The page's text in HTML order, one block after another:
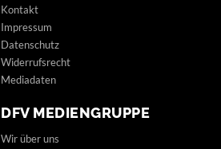
Kontakt
Impressum
Datenschutz
Widerrufsrecht
Mediadaten
DFV MEDIENGRUPPE
Wir über uns